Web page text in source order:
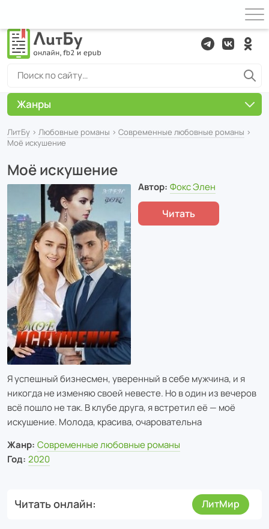
ЛитБу › Любовные романы › Современные любовные романы ›
Моё искушение
Моё искушение
Автор: Фокс Элен
Читать
Я успешный бизнесмен, уверенный в себе мужчина, и я
никогда не изменяю своей невесте. Но в один из вечеров
всё пошло не так. В клубе друга, я встретил её — моё
искушение. Молода, красива, очаровательна
Жанр: Современные любовные романы
Год: 2020
Читать онлайн ЛитМир
Жанры